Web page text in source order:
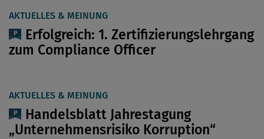
AKTUELLES & MEINUNG
Erfolgreich: 1. Zertifizierungslehrgang
zum Compliance Officer
AKTUELLES & MEINUNG
Handelsblatt Jahrestagung
„Unternehmensrisiko Korruption“